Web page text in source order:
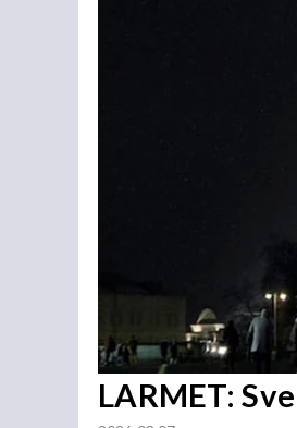
LARMET: